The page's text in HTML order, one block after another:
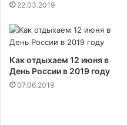
22.03.2019
Как отдыхаем 12 июня в
День России в 2019 году
07.06.2019